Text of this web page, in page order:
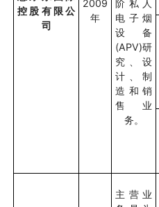
控股有限公
司
2009
年
阶私人
电子烟
设备
(APV)研
究、设
计、制
造和销
售业
务。
主营业